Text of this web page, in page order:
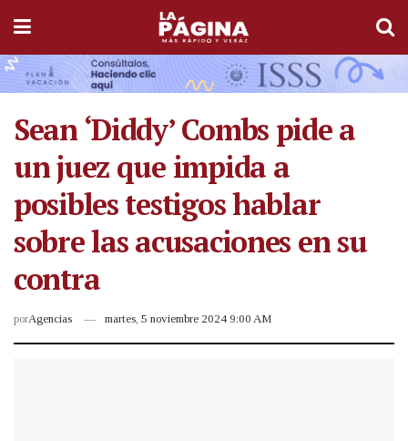
Sean ‘Diddy’ Combs pide a
un juez que impida a
posibles testigos hablar
sobre las acusaciones en su
contra
porAgencias martes, 5 noviembre 2024 9:00 AM